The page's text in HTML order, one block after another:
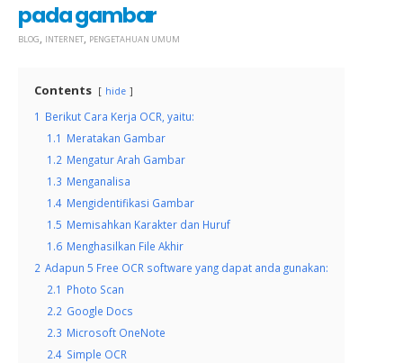
pada gambar
BLOG INTERNET PENGETAHUAN UMUM
Contents hide
1 Berikut Cara Kerja OCR, yaitu:
1.1 Meratakan Gambar
1.2 Mengatur Arah Gambar
1.3 Menganalisa
1.4 Mengidentifikasi Gambar
1.5 Memisahkan Karakter dan Huruf
1.6 Menghasilkan File Akhir
2 Adapun 5 Free OCR software yang dapat anda gunakan:
2.1 Photo Scan
2.2 Google Docs
2.3 Microsoft OneNote
2.4 Simple OCR